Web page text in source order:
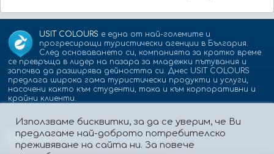
USIT COLOURS е една от най-големите и
прогресиращи туристически агенции в България.
След основаването си, компанията за кратко време
се превръща в лидер на пазара за младежки пътувания и
започва да разширява дейността си. Днес USIT COLOURS
предлага широка гама туристически продукти и услуги,
насочени както към студенти, така и към корпоративни и
крайни клиенти.
Партньори: isic.bg dskbank.bg
Използваме бисквитки, за да се уверим, че Ви
предлагаме най-доброто потребителско
преживяване на сайта ни. За повече